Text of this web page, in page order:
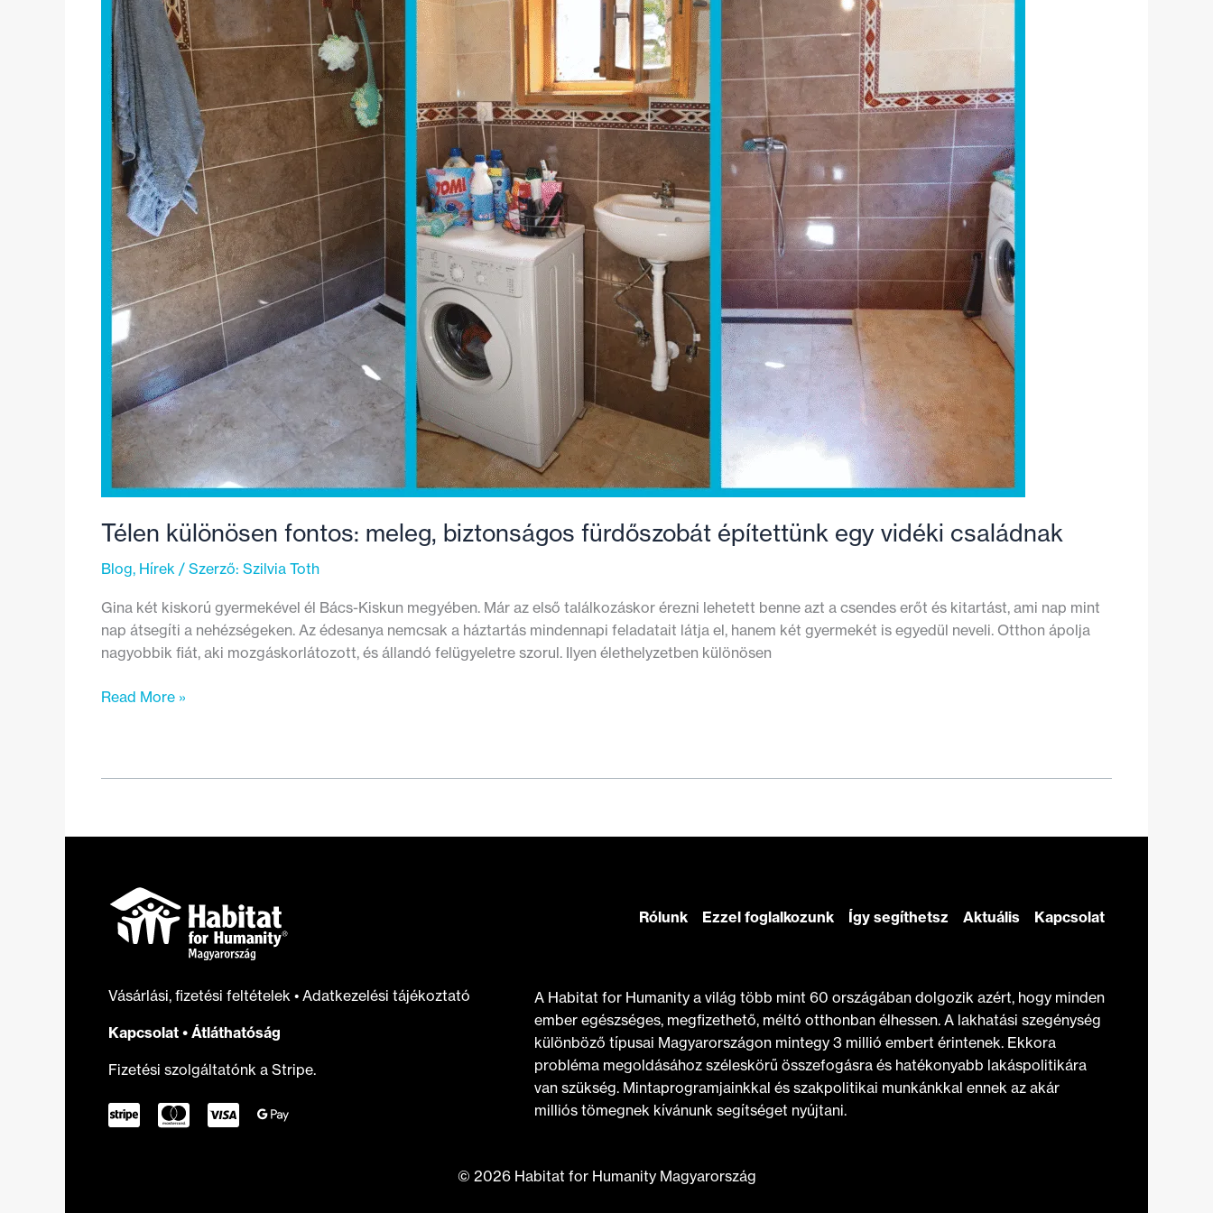
Télen különösen fontos: meleg, biztonságos fürdőszobát építettünk egy vidéki családnak
Blog, Hírek / Szerző: Szilvia Toth
Gina két kiskorú gyermekével él Bács-Kiskun megyében. Már az első találkozáskor érezni lehetett benne azt a csendes erőt és kitartást, ami nap mint
nap átsegíti a nehézségeken. Az édesanya nemcsak a háztartás mindennapi feladatait látja el, hanem két gyermekét is egyedül neveli. Otthon ápolja
nagyobbik fiát, aki mozgáskorlátozott, és állandó felügyeletre szorul. Ilyen élethelyzetben különösen
Télen
családnak
Read More »
Vásárlási, fizetési feltételek • Adatkezelési tájékoztató
Kapcsolat • Átláthatóság
Fizetési szolgáltatónk a Stripe.
Rólunk Ezzel foglalkozunk Így segíthetsz Aktuális Kapcsolat
A Habitat for Humanity a világ több mint 60 országában dolgozik azért, hogy minden
ember egészséges, megfizethető, méltó otthonban élhessen. A lakhatási szegénység
különböző típusai Magyarországon mintegy 3 millió embert érintenek. Ekkora
probléma megoldásához széleskörű összefogásra és hatékonyabb lakáspolitikára
van szükség. Mintaprogramjainkkal és szakpolitikai munkánkkal ennek az akár
milliós tömegnek kívánunk segítséget nyújtani.
© 2026 Habitat for Humanity Magyarország